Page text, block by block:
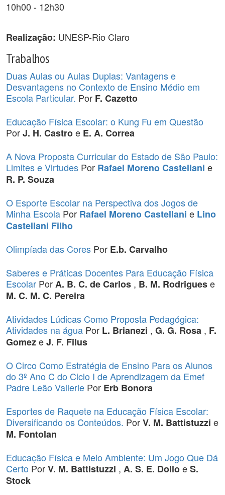
10h00 - 12h30
Realização: UNESP-Rio Claro
Trabalhos
Duas Aulas ou Aulas Duplas: Vantagens e
Desvantagens no Contexto de Ensino Médio em
Escola Particular. Por F. Cazetto
Educação Física Escolar: o Kung Fu em Questão
PorJ. H. Castroe E. A. Correa
A Nova Proposta Curricular do Estado de São Paulo:
Limites e Virtudes Por Rafael Moreno Castellani e
R. P. Souza
O Esporte Escolar na Perspectiva dos Jogos de
Minha Escola Por Rafael Moreno Castellani e Lino
Castellani Filho
Olimpíada das Cores Por E.b. Carvalho
Saberes e Práticas Docentes Para Educação Física
Escolar PorA. B. C. de Carlos , B. M. Rodriguese
M. C. M. C. Pereira
Atividades Lúdicas Como Proposta Pedagógica:
Atividades na água Por L. Brianezi , G. G. Rosa , F.
GomezeJ. F. Filus
O Circo Como Estratégia de Ensino Para os Alunos
do 3º Ano C do Ciclo I de Aprendizagem da Emef
Padre Leão Vallerie Por Erb Bonora
Esportes de Raquete na Educação Física Escolar:
Diversificando os Conteúdos. PorV. M. Battistuzzi e
M. Fontolan
Educação Física e Meio Ambiente: Um Jogo Que Dá
Certo PorV. M. Battistuzzi , A. S. E. DolloeS.
Stock